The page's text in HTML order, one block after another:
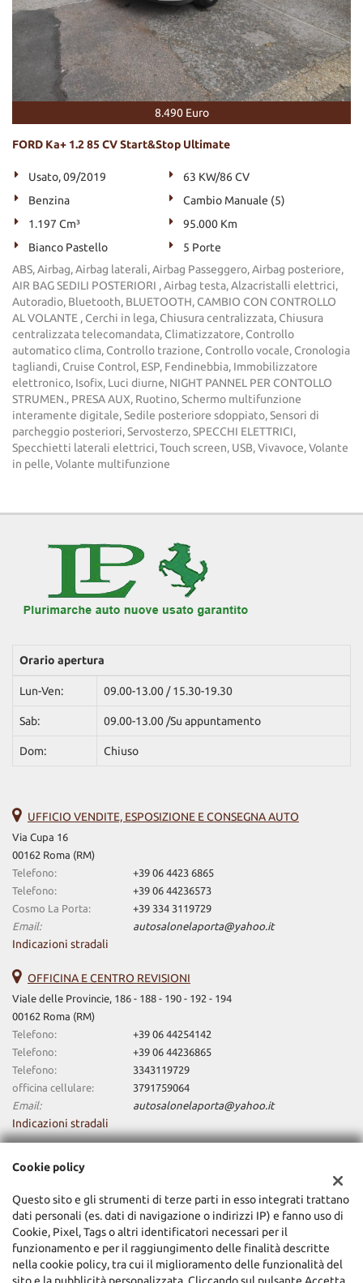
8.490 Euro
FORD Ka+ 1.2 85 CV Start&Stop Ultimate
Usato, 09/2019
63 KW/86 CV
Benzina
Cambio Manuale (5)
1.197 Cm³
95.000 Km
Bianco Pastello
5 Porte
ABS, Airbag, Airbag laterali, Airbag Passeggero, Airbag posteriore,
AIR BAG SEDILI POSTERIORI , Airbag testa, Alzacristalli elettrici,
Autoradio, Bluetooth, BLUETOOTH, CAMBIO CON CONTROLLO
AL VOLANTE , Cerchi in lega, Chiusura centralizzata, Chiusura
centralizzata telecomandata, Climatizzatore, Controllo
automatico clima, Controllo trazione, Controllo vocale, Cronologia
tagliandi, Cruise Control, ESP, Fendinebbia, Immobilizzatore
elettronico, Isofix, Luci diurne, NIGHT PANNEL PER CONTOLLO
STRUMEN., PRESA AUX, Ruotino, Schermo multifunzione
interamente digitale, Sedile posteriore sdoppiato, Sensori di
parcheggio posteriori, Servosterzo, SPECCHI ELETTRICI,
Specchietti laterali elettrici, Touch screen, USB, Vivavoce, Volante
in pelle, Volante multifunzione
Orario apertura
Lun-Ven: 09.00-13.00 / 15.30-19.30
Sab: 09.00-13.00 /Su appuntamento
Dom: Chiuso
UFFICIO VENDITE, ESPOSIZIONE E CONSEGNA AUTO
Via Cupa 16
00162 Roma (RM)
Telefono:
+39 06 4423 6865
Telefono:
+39 06 44236573
Cosmo La Porta:
+39 334 3119729
Email:
autosalonelaporta@yahoo.it
Indicazioni stradali
OFFICINA E CENTRO REVISIONI
Viale delle Provincie, 186 - 188 - 190 - 192 - 194
00162 Roma (RM)
Telefono:
+39 06 44254142
Telefono:
+39 06 44236865
Telefono:
3343119729
officina cellulare:
3791759064
Email:
autosalonelaporta@yahoo.it
Indicazioni stradali
La Porta Domenico E C. Srl
Via Cupa 16, Roma (RM)
C.F/P.IVA:01637411008
Registro delle imprese: RM
Cookie policy
Questo sito e gli strumenti di terze parti in esso integrati trattano
dati personali (es. dati di navigazione o indirizzi IP) e fanno uso di
Cookie, Pixel, Tags o altri identificatori necessari per il
funzionamento e per il raggiungimento delle finalità descritte
nella cookie policy, tra cui il miglioramento delle funzionalità del